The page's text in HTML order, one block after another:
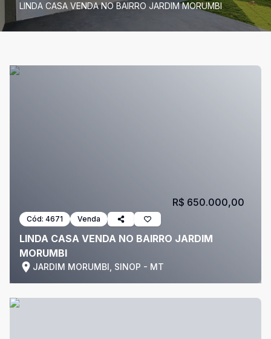
LINDA CASA VENDA NO BAIRRO JARDIM MORUMBI
Cód: 4671 Venda
LINDA CASA VENDA NO BAIRRO JARDIM
MORUMBI
JARDIM MORUMBI, SINOP - MT
R$ 650.000,00